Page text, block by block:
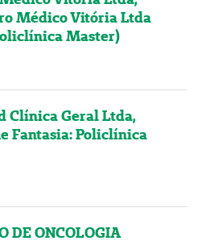
Médico Vitória Ltda
Master)
Clínica Geral Ltda,
Fantasia: Policlínica
DE ONCOLOGIA